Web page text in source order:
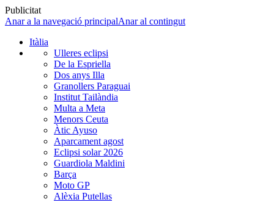
Publicitat
Anar a la navegació principalAnar al contingut
Itàlia
Ulleres eclipsi
De la Espriella
Dos anys Illa
Granollers Paraguai
Institut Tailàndia
Multa a Meta
Menors Ceuta
Àtic Ayuso
Aparcament agost
Eclipsi solar 2026
Guardiola Maldini
Barça
Moto GP
Alèxia Putellas